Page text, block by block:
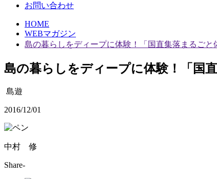
お問い合わせ
HOME
WEBマガジン
島の暮らしをディープに体験！「国直集落まるごと
島の暮らしをディープに体験！「国
島遊
2016/12/01
中村 修
Share-